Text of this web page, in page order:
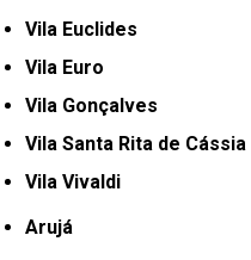
Vila Euclides
Vila Euro
Vila Gonçalves
Vila Santa Rita de Cássia
Vila Vivaldi
Arujá